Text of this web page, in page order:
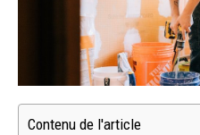
Contenu de l'article